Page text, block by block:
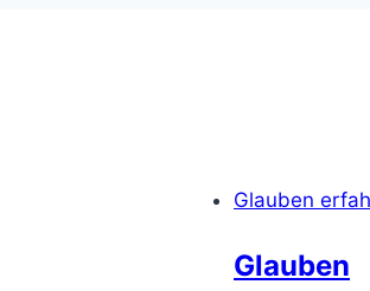
Glauben
Glauben